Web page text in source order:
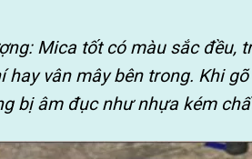
Mica tốt có màu sắc đều,
vân mây bên trong. Khi
bị âm đục như nhựa kém